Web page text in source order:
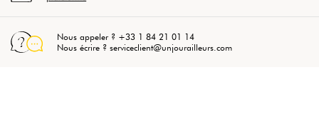
Nous appeler ? +33 1 84 21 01 14
Nous écrire ? serviceclient@unjourailleurs.com